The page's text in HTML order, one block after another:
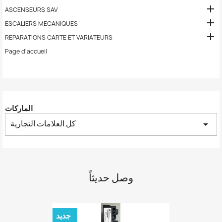
ASCENSEURS SAV 
ESCALIERS MECANIQUES 
REPARATIONS CARTE ET VARIATEURS 
Page d'accueil
الماركات
كل العلامات التجارية arrow_drop_down
وصل حديثاً
جديد